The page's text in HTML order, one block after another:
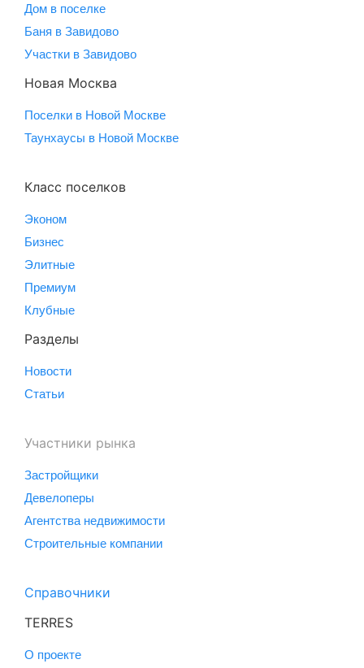
Дом в поселке
Баня в Завидово
Участки в Завидово
Новая Москва
Поселки в Новой Москве
Таунхаусы в Новой Москве
Класс поселков
Эконом
Бизнес
Элитные
Премиум
Клубные
Разделы
Новости
Статьи
Участники рынка
Застройщики
Девелоперы
Агентства недвижимости
Строительные компании
Справочники
TERRES
О проекте